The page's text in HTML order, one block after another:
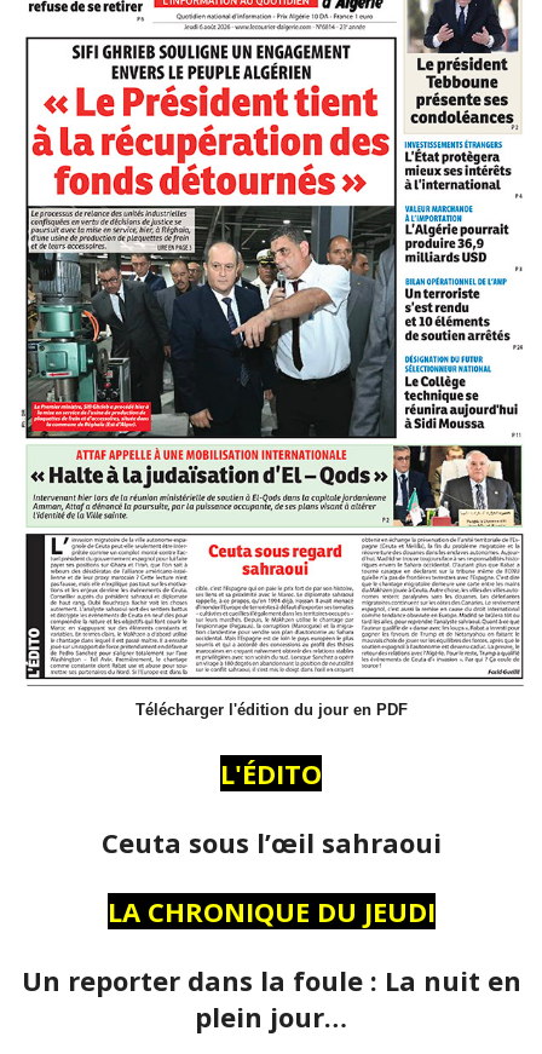
Télécharger l'édition du jour en PDF
L'ÉDITO
Ceuta sous l’œil sahraoui
LA CHRONIQUE DU JEUDI
Un reporter dans la foule : La nuit en
plein jour…